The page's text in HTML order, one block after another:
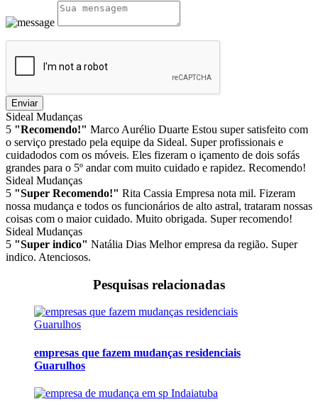
Enviar
Sideal Mudanças
5 "Recomendo!" Marco Aurélio Duarte Estou super satisfeito com
o serviço prestado pela equipe da Sideal. Super profissionais e
cuidadodos com os móveis. Eles fizeram o içamento de dois sofás
grandes para o 5º andar com muito cuidado e rapidez. Recomendo!
Sideal Mudanças
5 "Super Recomendo!" Rita Cassia Empresa nota mil. Fizeram
nossa mudança e todos os funcionários de alto astral, trataram nossas
coisas com o maior cuidado. Muito obrigada. Super recomendo!
Sideal Mudanças
5 "Super indico" Natália Dias Melhor empresa da região. Super
indico. Atenciosos.
Pesquisas relacionadas
empresas que fazem mudanças residenciais
Guarulhos